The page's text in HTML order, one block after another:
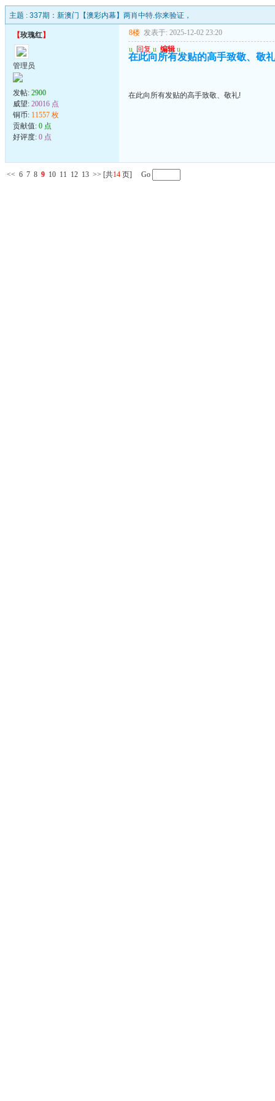
主题 : 337期：新澳门【澳彩内幕】两肖中特.你来验证，
【玫瑰红】
管理员
发帖: 2900
威望: 20016 点
铜币: 11557 枚
贡献值: 0 点
好评度: 0 点
8楼 发表于: 2025-12-02 23:20
u 回复 u 编辑 u
在此向所有发贴的高手致敬、敬
在此向所有发贴的高手致敬、敬礼!
<< 6 7 8 9 10 11 12 13 >> [共14 页] Go